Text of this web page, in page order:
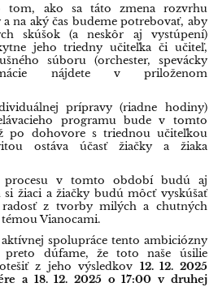
tom, ako sa táto zmena rozvrhu
na aký čas budeme potrebovať, aby
skúšok (a neskôr aj vystúpení)
jeho triedny učiteľka či učiteľ,
súboru (orchester, spevácky
nájdete v priloženom
prípravy (riadne hodiny)
programu bude v tomto
po dohovore s triednou učiteľkou
ostáva účasť žiačky a žiaka
procesu v tomto období budú aj
žiaci a žiačky budú môcť vyskúšať
z tvorby milých a chutných
Vianocami.
spolupráce tento ambiciózny
preto dúfame, že toto naše úsilie
z jeho výsledkov 12. 12. 2025
a 18. 12. 2025 o 17:00 v druhej